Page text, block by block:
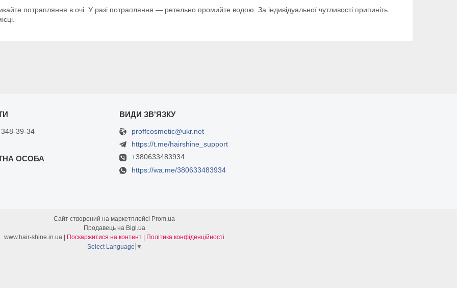
потрапляння в очі. У разі потрапляння — ретельно промийте водою. За індивідуальної чутливості припиніть
39-34
proffcosmetic@ukr.net
https://t.me/hairshine_support
+380633483934
https://wa.me/380633483934
Сайт створений на маркетплейсі Prom.ua
Продавець на Bigl.ua
Поскаржитися на контент
Політика конфіденційності
Select Language ▼